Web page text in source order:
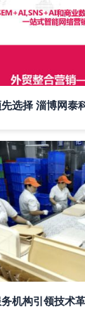
机构引领技术